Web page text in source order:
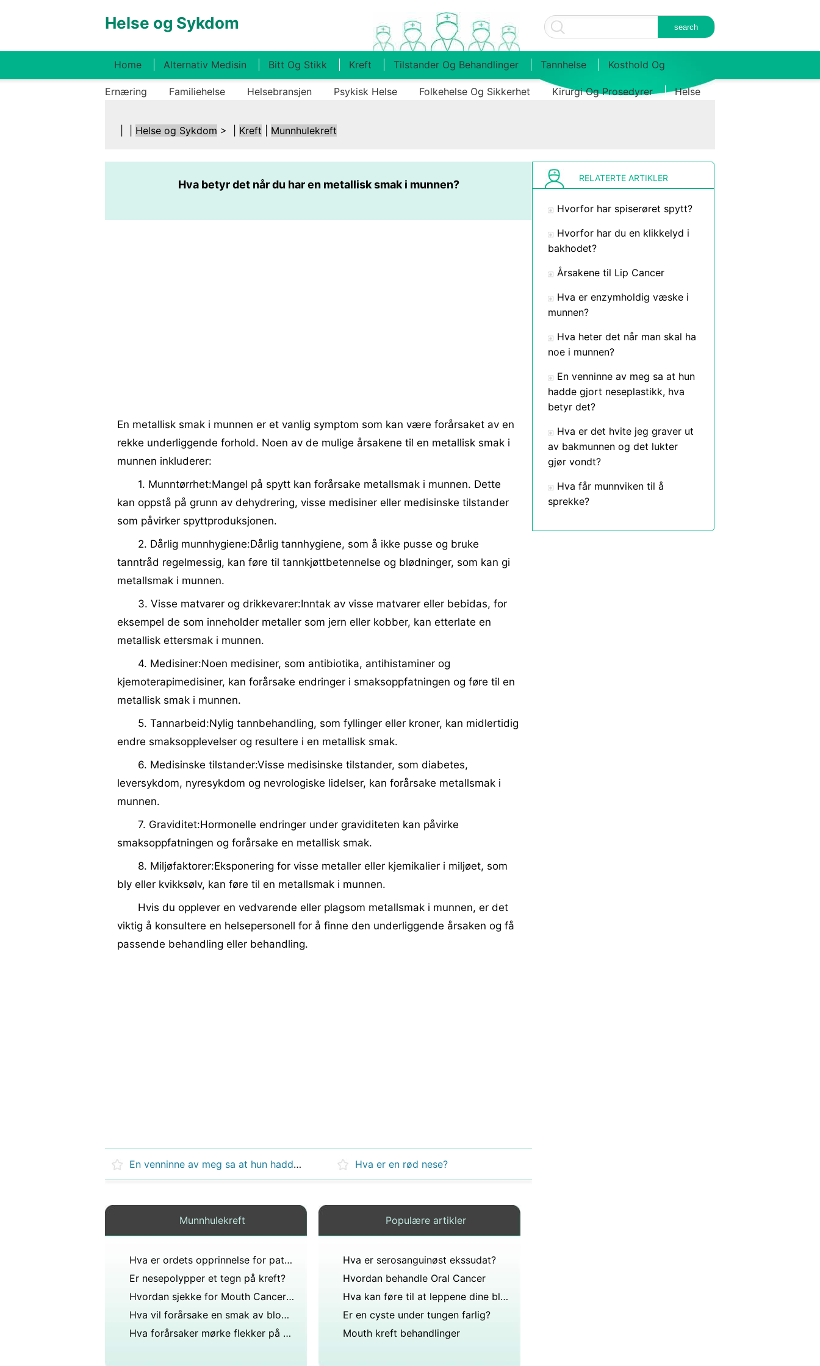
Helse og Sykdom
Home Alternativ Medisin Bitt Og Stikk Kreft Tilstander Og Behandlinger Tannhelse Kosthold Og
Ernæring Familiehelse Helsebransjen Psykisk Helse Folkehelse Og Sikkerhet Kirurgi Og Prosedyrer Helse
Helse og Sykdom > | Kreft Munnhulekreft
Hva betyr det når du har en metallisk smak i munnen?
En metallisk smak i munnen er et vanlig symptom som kan være forårsaket av en
rekke underliggende forhold. Noen av de mulige årsakene til en metallisk smak i
munnen inkluderer:
1. Munntørrhet:Mangel på spytt kan forårsake metallsmak i munnen. Dette
kan oppstå på grunn av dehydrering, visse medisiner eller medisinske tilstander
som påvirker spyttproduksjonen.
2. Dårlig munnhygiene:Dårlig tannhygiene, som å ikke pusse og bruke
tanntråd regelmessig, kan føre til tannkjøttbetennelse og blødninger, som kan gi
metallsmak i munnen.
3. Visse matvarer og drikkevarer:Inntak av visse matvarer eller bebidas, for
eksempel de som inneholder metaller som jern eller kobber, kan etterlate en
metallisk ettersmak i munnen.
4. Medisiner:Noen medisiner, som antibiotika, antihistaminer og
kjemoterapimedisiner, kan forårsake endringer i smaksoppfatningen og føre til en
metallisk smak i munnen.
5. Tannarbeid:Nylig tannbehandling, som fyllinger eller kroner, kan midlertidig
endre smaksopplevelser og resultere i en metallisk smak.
6. Medisinske tilstander:Visse medisinske tilstander, som diabetes,
leversykdom, nyresykdom og nevrologiske lidelser, kan forårsake metallsmak i
munnen.
7. Graviditet:Hormonelle endringer under graviditeten kan påvirke
smaksoppfatningen og forårsake en metallisk smak.
8. Miljøfaktorer:Eksponering for visse metaller eller kjemikalier i miljøet, som
bly eller kvikksølv, kan føre til en metallsmak i munnen.
Hvis du opplever en vedvarende eller plagsom metallsmak i munnen, er det
viktig å konsultere en helsepersonell for å finne den underliggende årsaken og få
passende behandling eller behandling.
En venninne av meg sa at hun hadde gjort neseplastikk, hva betyr det? Hva er en rød nese?
Munnhulekreft
Hva er ordets opprinnelse for patologi?
Er nesepolypper et tegn på kreft?
Hvordan sjekke for Mouth Cancer Symptomer
Hva vil forårsake en smak av blod i munnen?
Hva forårsaker mørke flekker på hjørnet av leppene dine?
Populære artikler
Hva er serosanguinøst ekssudat?
Hvordan behandle Oral Cancer
Hva kan føre til at leppene dine blir lilla?
Er en cyste under tungen farlig?
Mouth kreft behandlinger
RELATERTE ARTIKLER
Hvorfor har spiserøret spytt?
Hvorfor har du en klikkelyd i
bakhodet?
Årsakene til Lip Cancer
Hva er enzymholdig væske i
munnen?
Hva heter det når man skal ha
noe i munnen?
En venninne av meg sa at hun
hadde gjort neseplastikk, hva
betyr det?
Hva er det hvite jeg graver ut
av bakmunnen og det lukter
gjør vondt?
Hva får munnviken til å
sprekke?